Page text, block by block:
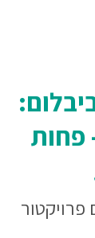
פחות
פרויקטור